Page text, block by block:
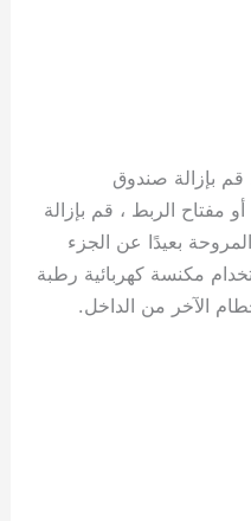
بإزالة صندوق
مفتاح الربط ، قم بإزالة
بعيدًا عن الجزء
مكنسة كهربائية رطبة
الآخر من الداخل.